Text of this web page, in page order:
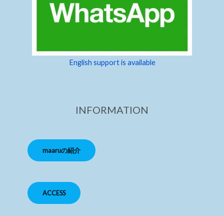
English support is available
INFORMATION
maaruの紹介
ACCESS